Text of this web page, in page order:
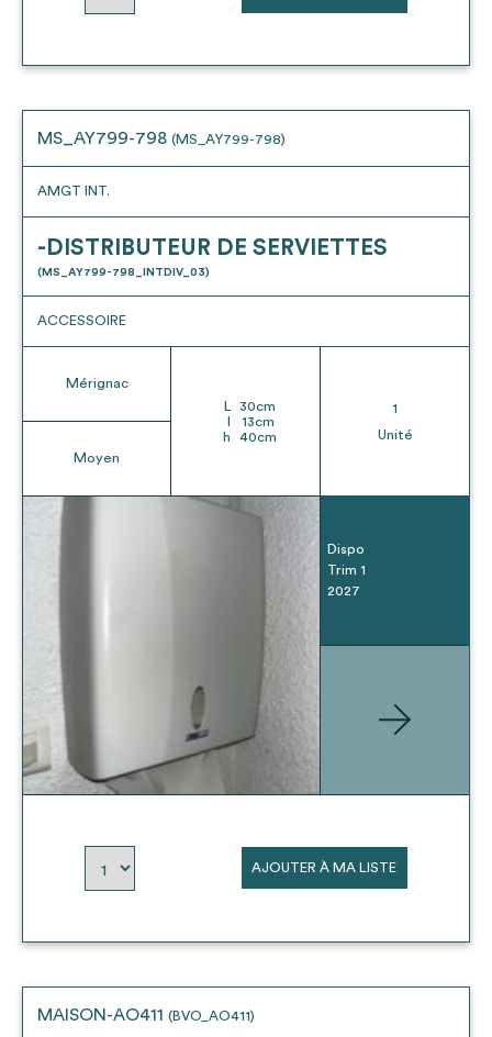
MS_AY799-798 (MS_AY799-798)
AMGT INT.
-DISTRIBUTEUR DE SERVIETTES
(MS_AY799-798_INTDIV_03)
ACCESSOIRE
Mérignac
Moyen
L 30cm
13cm
h
40cm
1
Unité
Dispo
Trim 1
2027
AJOUTER À MA LISTE
MAISON-AO411 (BVO_AO411)